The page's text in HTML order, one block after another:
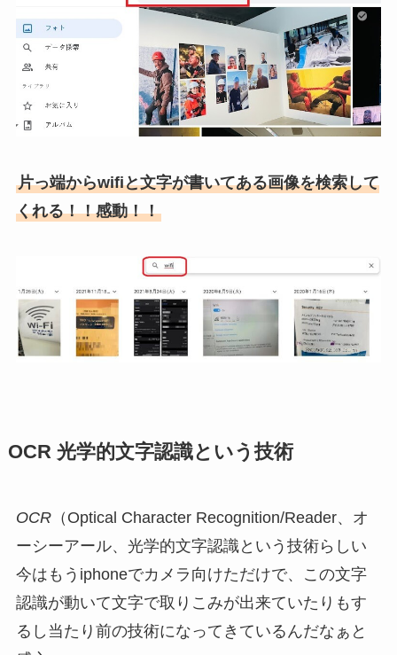
片っ端からwifiと文字が書いてある画像を検索して
くれる！！感動！！
OCR 光学的文字認識という技術
OCR（Optical Character Recognition/Reader、オ
ーシーアール、光学的文字認識という技術らしい
今はもうiphoneでカメラ向けただけで、この文字
認識が動いて文字で取りこみが出来ていたりもす
るし当たり前の技術になってきているんだなぁと